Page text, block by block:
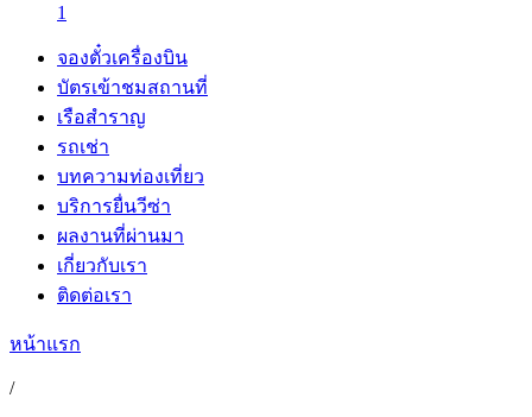
1
จองตั๋วเครื่องบิน
บัตรเข้าชมสถานที่
เรือสำราญ
รถเช่า
บทความท่องเที่ยว
บริการยื่นวีซ่า
ผลงานที่ผ่านมา
เกี่ยวกับเรา
ติดต่อเรา
หน้าแรก
/